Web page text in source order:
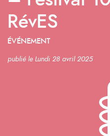
RévES
ÉVÉNEMENT
publié le Lundi 28 avril 2025